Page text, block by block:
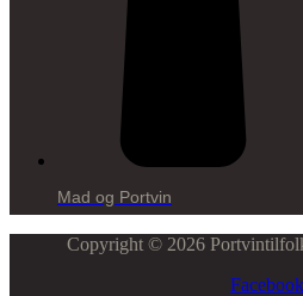
Mad og Portvin
Copyright © 2026
Facebook